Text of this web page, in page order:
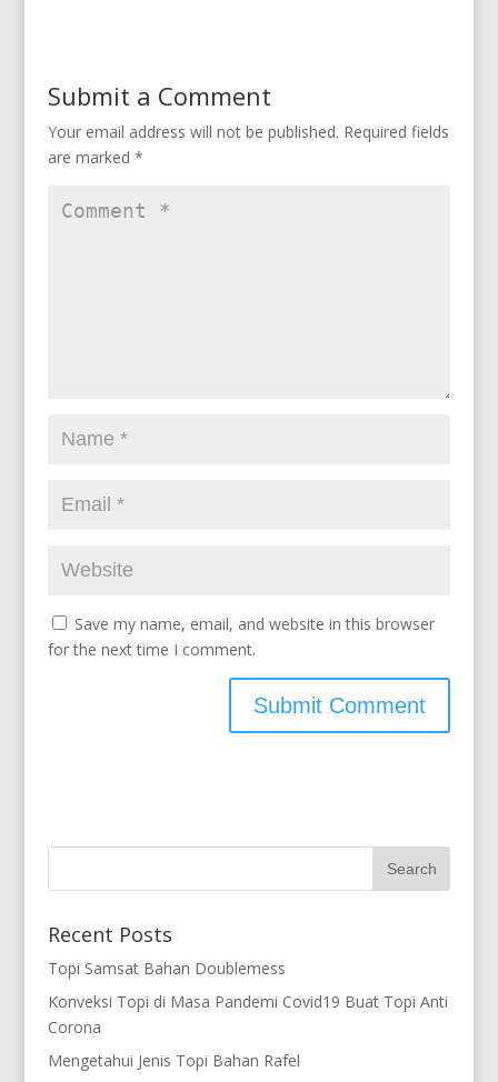
Submit a Comment
Your email address will not be published. Required fields
are marked *
Save my name, email, and website in this browser
for the next time I comment.
Recent Posts
Topi Samsat Bahan Doublemess
Konveksi Topi di Masa Pandemi Covid19 Buat Topi Anti
Corona
Mengetahui Jenis Topi Bahan Rafel